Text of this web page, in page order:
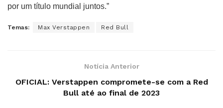
por um título mundial juntos.”
Temas: Max Verstappen Red Bull
Notícia Anterior
OFICIAL: Verstappen compromete-se com a Red
Bull até ao final de 2023